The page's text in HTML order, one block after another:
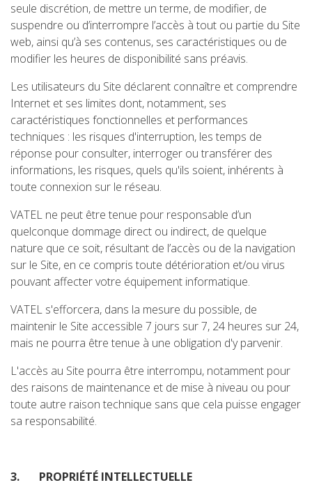
seule discrétion, de mettre un terme, de modifier, de
suspendre ou d’interrompre l’accès à tout ou partie du Site
web, ainsi qu’à ses contenus, ses caractéristiques ou de
modifier les heures de disponibilité sans préavis.
Les utilisateurs du Site déclarent connaître et comprendre
Internet et ses limites dont, notamment, ses
caractéristiques fonctionnelles et performances
techniques : les risques d'interruption, les temps de
réponse pour consulter, interroger ou transférer des
informations, les risques, quels qu'ils soient, inhérents à
toute connexion sur le réseau.
VATEL ne peut être tenue pour responsable d’un
quelconque dommage direct ou indirect, de quelque
nature que ce soit, résultant de l’accès ou de la navigation
sur le Site, en ce compris toute détérioration et/ou virus
pouvant affecter votre équipement informatique.
VATEL s'efforcera, dans la mesure du possible, de
maintenir le Site accessible 7 jours sur 7, 24 heures sur 24,
mais ne pourra être tenue à une obligation d'y parvenir.
L'accès au Site pourra être interrompu, notamment pour
des raisons de maintenance et de mise à niveau ou pour
toute autre raison technique sans que cela puisse engager
sa responsabilité.
3. PROPRIÉTÉ INTELLECTUELLE